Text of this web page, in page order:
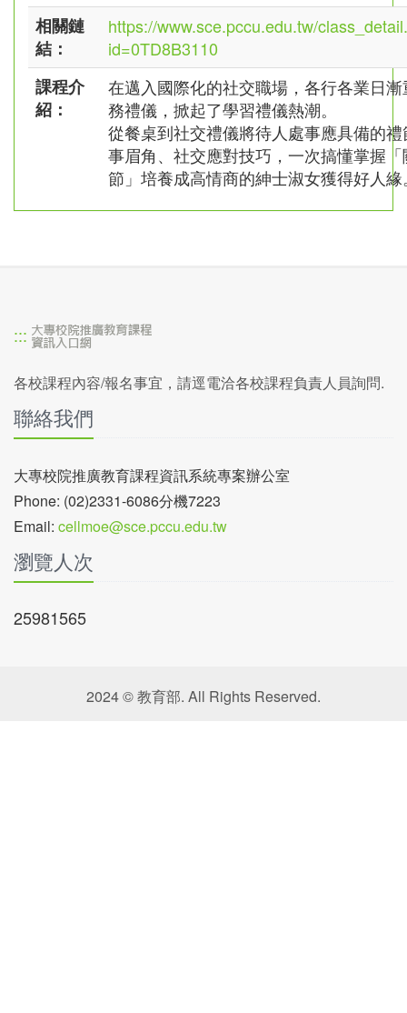
相關鏈
結：
https://www.sce.pccu.edu.tw/
id=0TD8B3110
課程介
紹：
在邁入國際化的社交職場，各行各業日
務禮儀，掀起了學習禮儀熱潮。
從餐桌到社交禮儀將待人處事應具備的
事眉角、社交應對技巧，一次搞懂掌握
節」培養成高情商的紳士淑女獲得好人緣
:::
各校課程內容/報名事宜，請逕電洽各校課程負責人員詢問.
聯絡我們
大專校院推廣教育課程資訊系統專案辦公室
Phone: (02)2331-6086分機7223
Email: cellmoe@sce.pccu.edu.tw
瀏覽人次
25981565
2024 © 教育部. All Rights Reserved.